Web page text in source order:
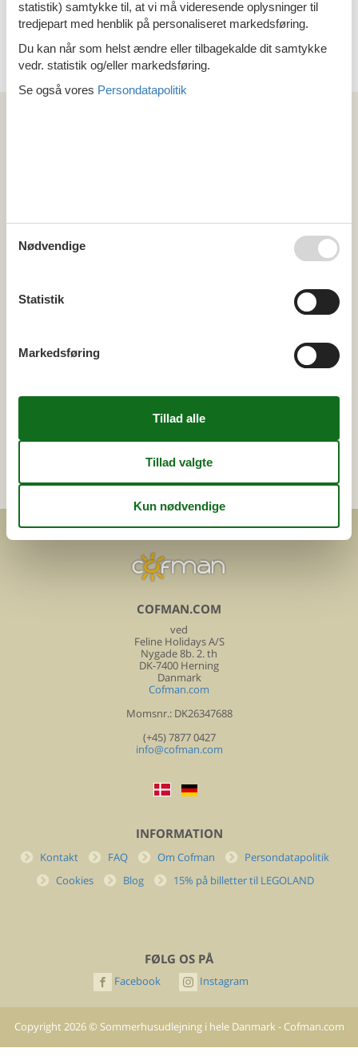
Emne nr.: 130-S10146
Alle
Sydvestjylland
Emmerlev
Skærbæk
Tema
Alle
COFMAN.COM
ved
Feline Holidays A/S
Nygade 8b. 2. th
DK-7400 Herning
Danmark
Cofman.com
Momsnr.: DK26347688
(+45) 7877 0427
info@cofman.com
INFORMATION
Kontakt FAQ Om Cofman
Persondatapolitik
Cookies
Blog 15% på billetter til LEGOLAND
FØLG OS PÅ
Facebook Instagram
Copyright 2026© Sommerhusudlejning i hele Danmark - Cofman.com
statistik) samtykke til, at vi må videresende oplysninger til
tredjepart med henblik på personaliseret markedsføring.
Du kan når som helst ændre eller tilbagekalde dit samtykke
vedr. statistik og/eller markedsføring.
Se også vores Persondatapolitik
Nødvendige
Statistik
Markedsføring